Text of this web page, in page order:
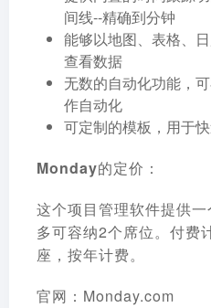
间线--精确到分钟
能够以地图、表格、
查看数据
无数的自动化功能，
作自动化
可定制的模板，用于
Monday的定价：
这个项目管理软件提供
多可容纳2个席位。付费
座，按年计费。
官网：Monday.com